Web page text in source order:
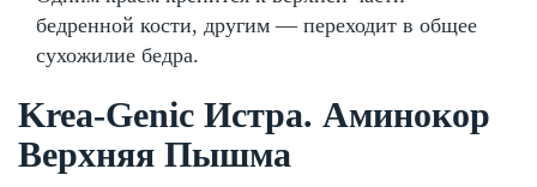
бедренной кости, другим — переходит в общее
сухожилие бедра.
Krea-Genic Истра. Аминокор
Верхняя Пышма